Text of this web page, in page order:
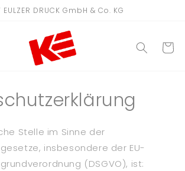
EULZER DRUCK GmbH & Co. KG
Stelle im Sinne der
insbesondere der EU-
(DSGVO), ist: